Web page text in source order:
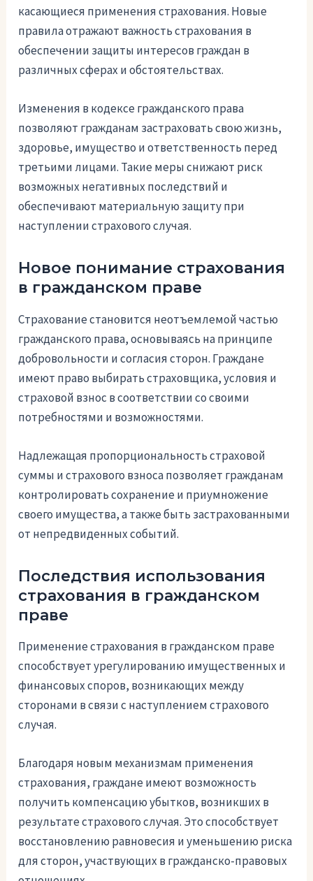
касающиеся применения страхования. Новые
правила отражают важность страхования в
обеспечении защиты интересов граждан в
различных сферах и обстоятельствах.
Изменения в кодексе гражданского права
позволяют гражданам застраховать свою жизнь,
здоровье, имущество и ответственность перед
третьими лицами. Такие меры снижают риск
возможных негативных последствий и
обеспечивают материальную защиту при
наступлении страхового случая.
Новое понимание страхования
в гражданском праве
Страхование становится неотъемлемой частью
гражданского права, основываясь на принципе
добровольности и согласия сторон. Граждане
имеют право выбирать страховщика, условия и
страховой взнос в соответствии со своими
потребностями и возможностями.
Надлежащая пропорциональность страховой
суммы и страхового взноса позволяет гражданам
контролировать сохранение и приумножение
своего имущества, а также быть застрахованными
от непредвиденных событий.
Последствия использования
страхования в гражданском
праве
Применение страхования в гражданском праве
способствует урегулированию имущественных и
финансовых споров, возникающих между
сторонами в связи с наступлением страхового
случая.
Благодаря новым механизмам применения
страхования, граждане имеют возможность
получить компенсацию убытков, возникших в
результате страхового случая. Это способствует
восстановлению равновесия и уменьшению риска
для сторон, участвующих в гражданско-правовых